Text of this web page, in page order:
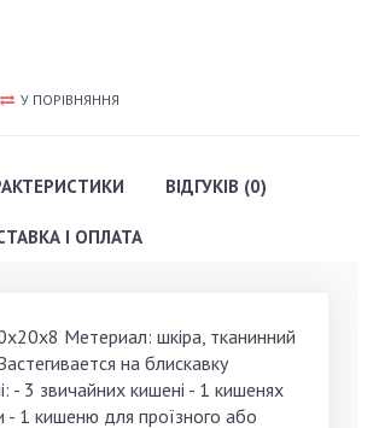
У ПОРІВНЯННЯ
ВІДГУКІВ (0)
І ОПЛАТА
Метериал: шкіра, тканинний
на блискавку
- 3 звичайних кишені - 1 кишенях
- 1 кишеню для проїзного або